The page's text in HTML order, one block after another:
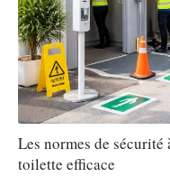
Les normes de
toilette efficace